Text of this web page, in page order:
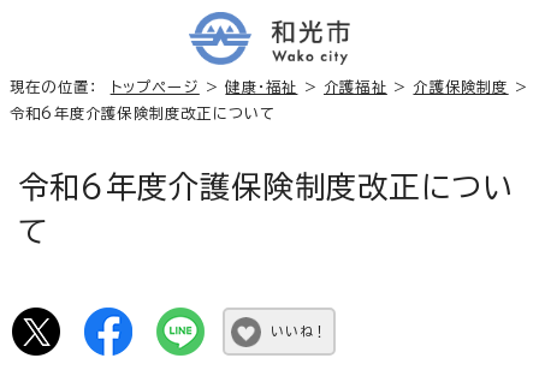
現在の位置： トップページ >健康・福祉 > 介護福祉 > 介護保険制度
>
令和6年度介護保険制度改正について
令和6年度介護保険制度改正につい
て
いいね！